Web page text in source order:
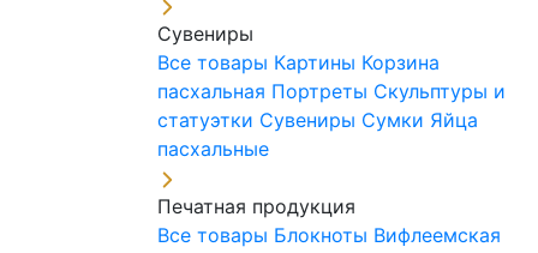
Сувениры
Все товары Картины Корзина
пасхальная Портреты Скульптуры и
статуэтки Сувениры Сумки Яйца
пасхальные
Печатная продукция
Все товары Блокноты Вифлеемская